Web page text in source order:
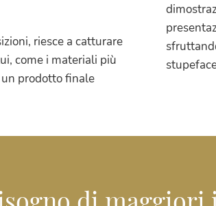
riesce a catturare
come i materiali più
prodotto finale